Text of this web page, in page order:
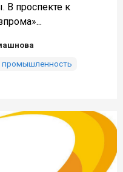
В проспекте к
промышленность